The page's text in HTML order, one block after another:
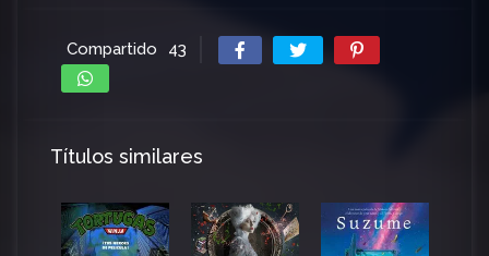
Compartido 43
Títulos similares